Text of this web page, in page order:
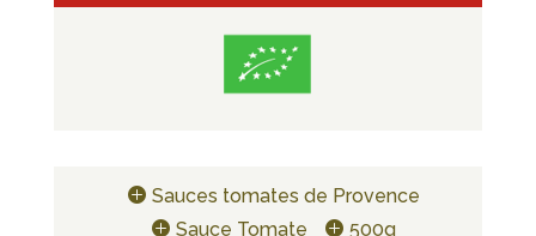
Sauces tomates de Provence
Sauce Tomate
500g